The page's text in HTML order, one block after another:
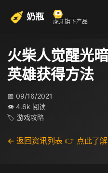
奶瓶 虎牙旗下产品
火柴人觉醒光
英雄获得方法
📅 09/16/2021
👁 4.6k 阅读
🏷 游戏攻略
← 返回资讯列表 👉 点此了